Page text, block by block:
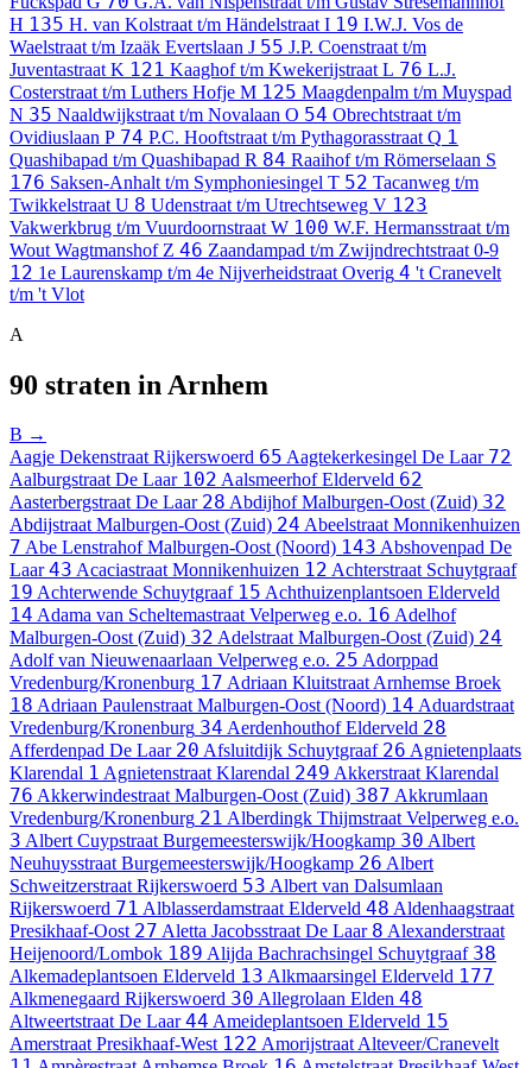
H 135 H. van Kolstraat t/m Händelstraat I 19 I.W.J. Vos de
Waelstraat t/m Izaäk Evertslaan J 55 J.P. Coenstraat t/m
Juventastraat K 121 Kaaghof t/m Kwekerijstraat L 76 L.J.
Costerstraat t/m Luthers Hofje M 125 Maagdenpalm t/m Muyspad
N 35 Naaldwijkstraat t/m Novalaan O 54 Obrechtstraat t/m
Ovidiuslaan P 74 P.C. Hooftstraat t/m Pythagorasstraat Q 1
Quashibapad t/m Quashibapad R 84 Raaihof t/m Römerselaan S
176 Saksen-Anhalt t/m Symphoniesingel T 52 Tacanweg t/m
Twikkelstraat U 8 Udenstraat t/m Utrechtseweg V 123
Vakwerkbrug t/m Vuurdoornstraat W 100 W.F. Hermansstraat t/m
Wout Wagtmanshof Z 46 Zaandampad t/m Zwijndrechtstraat 0-9
12 1e Laurenskamp t/m 4e Nijverheidstraat Overig 4 't Cranevelt
t/m 't Vlot
A
90 straten in Arnhem
B →
Aagje Dekenstraat Rijkerswoerd 65 Aagtekerkesingel De Laar 72
Aalburgstraat De Laar 102 Aalsmeerhof Elderveld 62
Aasterbergstraat De Laar 28 Abdijhof Malburgen-Oost (Zuid) 32
Abdijstraat Malburgen-Oost (Zuid) 24 Abeelstraat Monnikenhuizen
7 Abe Lenstrahof Malburgen-Oost (Noord) 143 Abshovenpad De
Laar 43 Acaciastraat Monnikenhuizen 12 Achterstraat Schuytgraaf
19 Achterwende Schuytgraaf 15 Achthuizenplantsoen Elderveld
14 Adama van Scheltemastraat Velperweg e.o. 16 Adelhof
Malburgen-Oost (Zuid) 32 Adelstraat Malburgen-Oost (Zuid) 24
Adolf van Nieuwenaarlaan Velperweg e.o. 25 Adorppad
Vredenburg/Kronenburg 17 Adriaan KluitstraatArnhemse Broek
18 Adriaan Paulenstraat Malburgen-Oost (Noord) 14 Aduardstraat
Vredenburg/Kronenburg 34 Aerdenhouthof Elderveld 28
Afferdenpad De Laar 20 Afsluitdijk Schuytgraaf 26 Agnietenplaats
Klarendal 1 Agnietenstraat Klarendal 249 Akkerstraat Klarendal
76 Akkerwindestraat Malburgen-Oost (Zuid) 387 Akkrumlaan
Vredenburg/Kronenburg 21 Alberdingk Thijmstraat Velperweg e.o.
3 Albert Cuypstraat Burgemeesterswijk/Hoogkamp 30 Albert
Neuhuysstraat Burgemeesterswijk/Hoogkamp 26 Albert
Schweitzerstraat Rijkerswoerd 53 Albert van Dalsumlaan
Rijkerswoerd 71 Alblasserdamstraat Elderveld 48 Aldenhaagstraat
Presikhaaf-Oost 27 Aletta Jacobsstraat De Laar 8 Alexanderstraat
Heijenoord/Lombok 189 Alijda Bachrachsingel Schuytgraaf 38
Alkemadeplantsoen Elderveld 13 Alkmaarsingel Elderveld 177
Alkmenegaard Rijkerswoerd 30 Allegrolaan Elden 48
Altweertstraat De Laar 44 Ameideplantsoen Elderveld 15
Amerstraat Presikhaaf-West 122 AmorijstraatAlteveer/Cranevelt